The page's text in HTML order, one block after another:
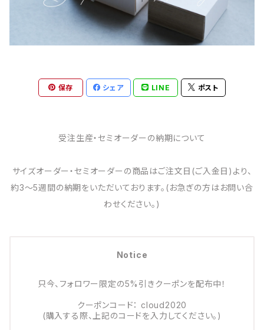
保存 シェア LINE ポスト
受注生産・セミオーダーの納期について
サイズオーダー・セミオーダーの商品はご注文日(ご入金日)より、
約3～5週間の納期をいただいております。(お急ぎの方はお問い合
わせください。)
Notice
只今、フォロワー限定の5%引きクーポンを配布中！
クーポンコード： cloud2020
(購入する際、上記のコードを入力してください。)